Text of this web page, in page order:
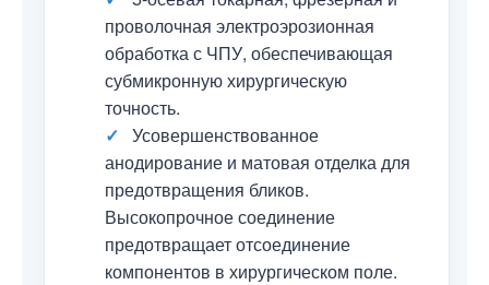
проволочная электроэрозионная
обработка с ЧПУ, обеспечивающая
субмикронную хирургическую
точность.
✓ Усовершенствованное
анодирование и матовая отделка для
предотвращения бликов.
Высокопрочное соединение
предотвращает отсоединение
компонентов в хирургическом поле.